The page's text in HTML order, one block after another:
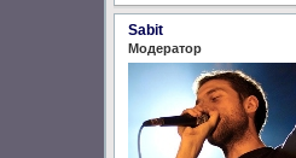
Sabit
Модератор